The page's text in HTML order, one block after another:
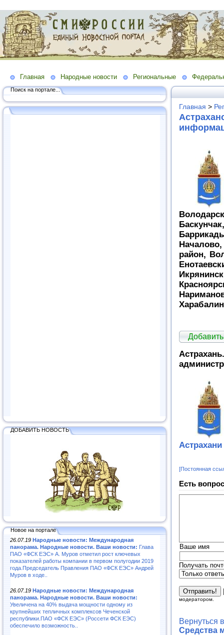
Главная Народные новости Региональные
Поиск на портале...
ДОБАВИТЬ НОВОСТЬ
Новое на портале
26.07.19 Народные новости: Международная
панорама. Народные новости. Ваши новости: Глава
ПАО «ФСК ЕЭС» А. Муров отметил рост ключевых
показателей работы компании в первом полугодии 2019
года.Председатель Правления ПАО «ФСК ЕЭС» Андрей
Муров в ходе..
26.07.19 Народные новости: Международная
панорама. Народные новости. Ваши новости:
Увеличена на 40% выдача мощности одному из
крупнейших тепличных комплексов Чеченской
республики.ПАО «ФСК ЕЭС» (Россети ФСК ЕЭС)
обеспечило возможность..
Главная >
район,
Астрахани
[Постоянная
Есть
Ваше имя
Получать
модератором.
Вернуться
Средства